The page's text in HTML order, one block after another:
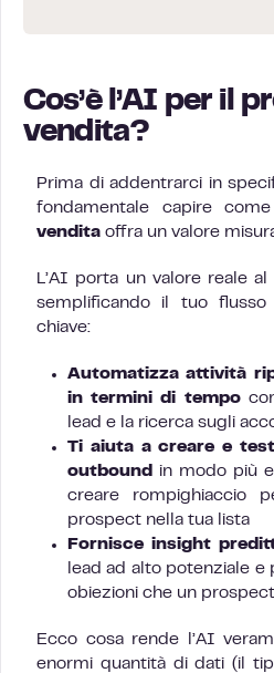
Cos’è l’AI per il
vendita?
Prima di addentrarci in
fondamentale capire
vendita offra un valore
L’AI porta un valore reale
semplificando il tuo
chiave:
Automatizza attività
in termini di tempo
lead e la ricerca sugli
Ti aiuta a creare e
outbound
in modo più
creare rompighiaccio
prospect nella tua lista
Fornisce insight
lead ad alto potenziale e
obiezioni che un
Ecco cosa rende l’AI
enormi quantità di dati (il